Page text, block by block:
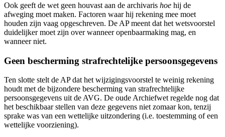
Ook geeft de wet geen houvast aan de archivaris hoe hij de
afweging moet maken. Factoren waar hij rekening mee moet
houden zijn vaag opgeschreven. De AP meent dat het wetsvoorstel
duidelijker moet zijn over wanneer openbaarmaking mag, en
wanneer niet.
Geen bescherming strafrechtelijke persoonsgegevens
Ten slotte stelt de AP dat het wijzigingsvoorstel te weinig rekening
houdt met de bijzondere bescherming van strafrechtelijke
persoonsgegevens uit de AVG. De oude Archiefwet regelde nog dat
het beschikbaar stellen van deze gegevens niet zomaar kon, tenzij
sprake was van een wettelijke uitzondering (i.e. toestemming of een
wettelijke voorziening).